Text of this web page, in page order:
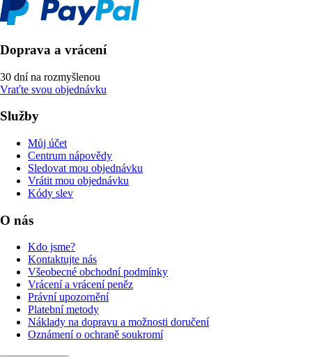
Doprava a vrácení
30 dní na rozmyšlenou
Vraťte svou objednávku
Služby
Můj účet
Centrum nápovědy
Sledovat mou objednávku
Vrátit mou objednávku
Kódy slev
O nás
Kdo jsme?
Kontaktujte nás
Všeobecné obchodní podmínky
Vrácení a vrácení peněz
Právní upozornění
Platební metody
Náklady na dopravu a možnosti doručení
Oznámení o ochraně soukromí